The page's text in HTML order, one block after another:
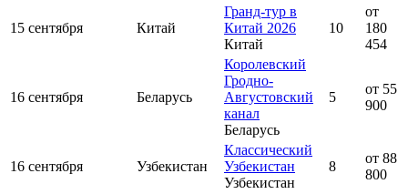
15 сентября Китай
Гранд-тур в
Китай 2026
Китай
10
от
180
454
16 сентября Беларусь
Королевский
Гродно-
Августовский
канал
Беларусь
5
от 55
900
16 сентября Узбекистан
Классический
Узбекистан
Узбекистан
8
от 88
800